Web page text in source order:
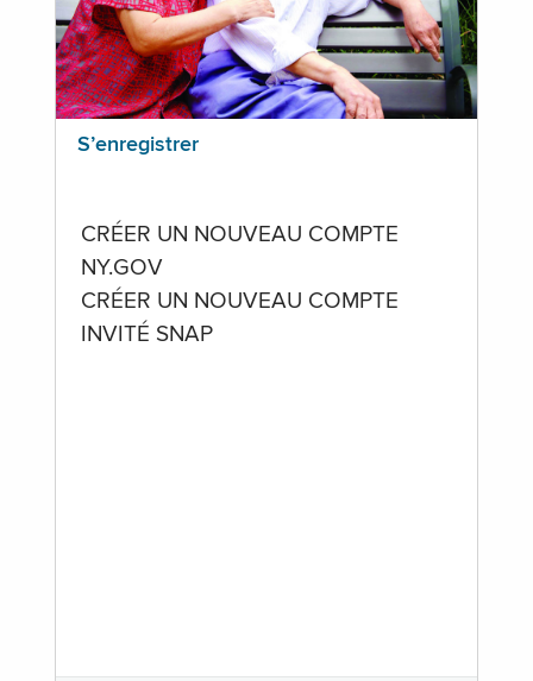
S’enregistrer
CRÉER UN NOUVEAU COMPTE
NY.GOV
CRÉER UN NOUVEAU COMPTE
INVITÉ SNAP